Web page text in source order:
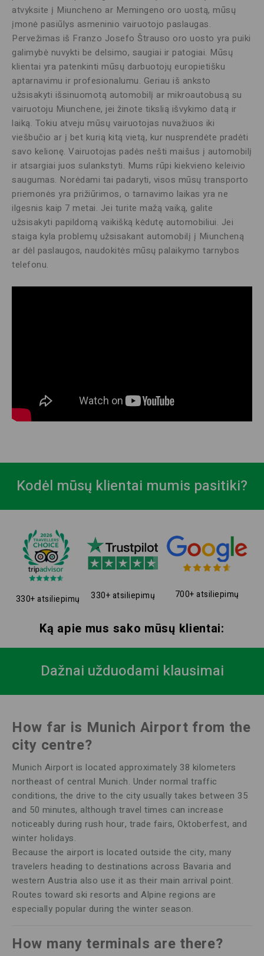
atvyksite į Miuncheno ar Memingeno oro uostą, mūsų
įmonė pasiūlys asmeninio vairuotojo paslaugas.
Pervežimas iš Franzo Josefo Štrauso oro uosto yra puiki
galimybė nuvykti be delsimo, saugiai ir patogiai. Mūsų
klientai yra patenkinti mūsų darbuotojų europietišku
aptarnavimu ir profesionalumu. Geriau iš anksto
užsisakyti išsinuomotą automobilį ar mikroautobusą su
vairuotoju Miunchene, jei žinote tikslią išvykimo datą ir
laiką. Tokiu atveju mūsų vairuotojas nuvažiuos iki
viešbučio ar į bet kurią kitą vietą, kur nusprendėte pradėti
savo kelionę. Vairuotojas padės nešti maišus į automobilį
ir atsargiai juos sulankstyti. Mums rūpi kiekvieno keleivio
saugumas. Norėdami tai padaryti, visos mūsų transporto
priemonės yra prižiūrimos, o tarnavimo laikas yra ne
ilgesnis kaip 7 metai. Jei turite mažą vaiką, galite
užsisakyti papildomą vaikišką kėdutę automobiliui. Jei
staiga kyla problemų užsisakant automobilį į Miuncheną
ar dėl paslaugos, naudokitės mūsų palaikymo tarnybos
telefonu.
Kodėl mūsų klientai mumis pasitiki?
330+ atsiliepimų 330+ atsiliepimų 700+ atsiliepimų
Ką apie mus sako mūsų klientai:
Dažnai užduodami klausimai
How far is Munich Airport from the
city centre?
Munich Airport is located approximately 38 kilometers
northeast of central Munich. Under normal traffic
conditions, the drive to the city usually takes between 35
and 50 minutes, although travel times can increase
noticeably during rush hour, trade fairs, Oktoberfest, and
winter holidays.
Because the airport is located outside the city, many
travelers heading to destinations across Bavaria and
western Austria also use it as their main arrival point.
Routes toward ski resorts and Alpine regions are
especially popular during the winter season.
How many terminals are there?